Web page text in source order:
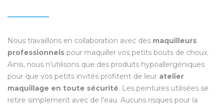
Nous travaillons en collaboration avec des maquilleurs
professionnels pour maquiller vos petits bouts de choux.
Ainsi, nous n’utilisons que des produits hypoallergéniques
pour que vos petits invités profitent de leur atelier
maquillage en toute sécurité. Les peintures utilisées se
retire simplement avec de l’eau. Aucuns risques pour la